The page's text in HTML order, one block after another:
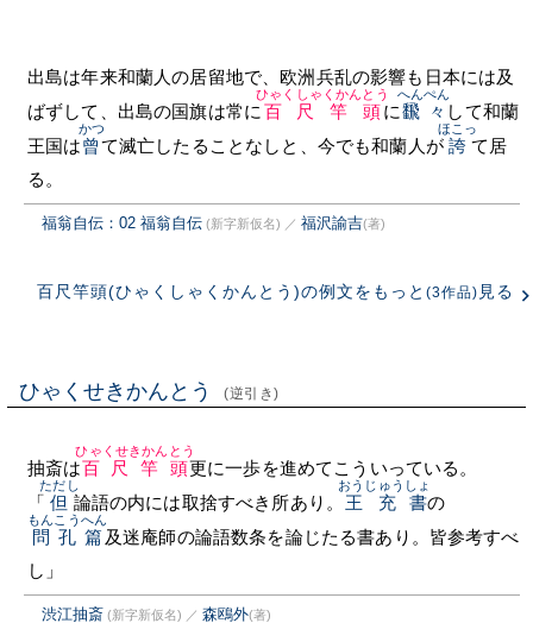
出島は年来和蘭人の居留地で、欧洲兵乱の影響も日本には及
ばずして、出島の国旗は常に 百尺竿頭
ひゃくしゃくかんとう
に飜々
へんぺん
して和蘭
王国は曾
かつ
て滅亡したることなしと、今でも和蘭人が 誇
ほこっ
て居
る。
福翁自伝：02 福翁自伝 (新字新仮名) ／ 福沢諭吉(著)
百尺竿頭(ひゃくしゃくかんとう)の例文をもっと (3作品) 見る
ひゃくせきかんとう (逆引き)
抽斎は百尺竿頭
ひゃくせきかんとう
更に一歩を進めてこういっている。
「 但
ただし
論語の内には取捨すべき所あり。 王充
おうじゅう
書
しょ
の
問孔篇
もんこうへん
及迷庵師の論語数条を論じたる書あり。皆参考すべ
し」
渋江抽斎 (新字新仮名) ／ 森鴎外(著)